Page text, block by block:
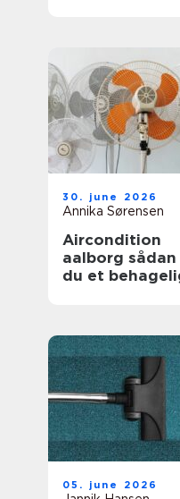
30. june 2026
Annika Sørensen
Aircondition
aalborg sådan får
du et
05. june 2026